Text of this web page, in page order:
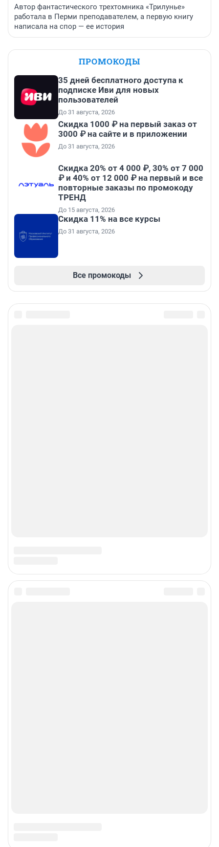
Автор фантастического трехтомника «Трилунье»
работала в Перми преподавателем, а первую книгу
написала на спор — ее история
ПРОМОКОДЫ
35 дней бесплатного доступа к
подписке Иви для новых
пользователей
До 31 августа, 2026
Скидка 1000 ₽ на первый заказ от
3000 ₽ на сайте и в приложении
До 31 августа, 2026
Скидка 20% от 4 000 ₽, 30% от 7 000
₽ и 40% от 12 000 ₽ на первый и все
повторные заказы по промокоду
ТРЕНД
До 15 августа, 2026
Скидка 11% на все курсы
До 31 августа, 2026
Все промокоды